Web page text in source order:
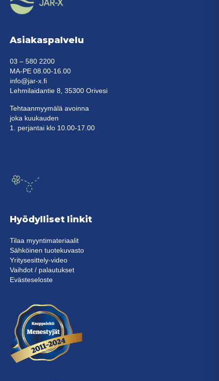
Asiakaspalvelu
03 – 580 2200
MA-PE 08.00-16.00
info@jar-x.fi
Lehmilaidantie 8, 35300 Orivesi
Tehtaanmyymälä avoinna
joka kuukauden
1. perjantai klo 10.00-17.00
Hyödylliset linkit
Tilaa myyntimateriaalit
Sähköinen tuotekuvasto
Yritysesittely-video
Vaihdot / palautukset
Evästeseloste